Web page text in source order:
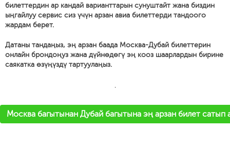
билеттердин ар кандай варианттарын сунуштайт жана биздин
ыңгайлуу сервис сиз үчүн арзан авиа билеттерди тандоого
жардам берет.
Датаны тандаңыз, эң арзан баада Москва-Дубай билеттерин
онлайн брондоңуз жана дүйнөдөгү эң кооз шаарлардын бирине
саякатка өзүңүздү тартуулаңыз.
'
Москва багытынан Дубай багытына эң арзан билет сатып